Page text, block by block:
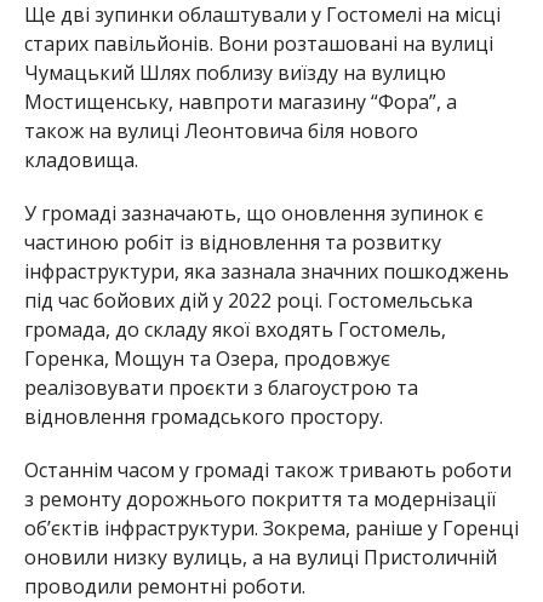
Ще дві зупинки облаштували у Гостомелі на місці
старих павільйонів. Вони розташовані на вулиці
Чумацький Шлях поблизу виїзду на вулицю
Мостищенську, навпроти магазину “Фора”, а
також на вулиці Леонтовича біля нового
кладовища.
У громаді зазначають, що оновлення зупинок є
частиною робіт із відновлення та розвитку
інфраструктури, яка зазнала значних пошкоджень
під час бойових дій у 2022 році. Гостомельська
громада, до складу якої входять Гостомель,
Горенка, Мощун та Озера, продовжує
реалізовувати проєкти з благоустрою та
відновлення громадського простору.
Останнім часом у громаді також тривають роботи
з ремонту дорожнього покриття та модернізації
об’єктів інфраструктури. Зокрема, раніше у Горенці
оновили низку вулиць, а на вулиці Пристоличній
проводили ремонтні роботи.